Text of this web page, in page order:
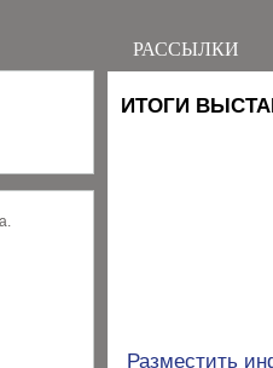
РАССЫЛКИ
ИТОГИ
Разместить